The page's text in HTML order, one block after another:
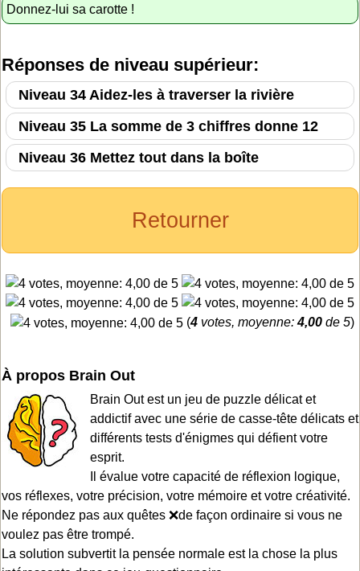
Donnez-lui sa carotte !
Réponses de niveau supérieur:
Niveau 34 Aidez-les à traverser la rivière
Niveau 35 La somme de 3 chiffres donne 12
Niveau 36 Mettez tout dans la boîte
Retourner
(4 votes, moyenne:4,00 de 5)
À propos Brain Out
Brain Out est un jeu de puzzle délicat et
addictif avec une série de casse-tête délicats et
différents tests d'énigmes qui défient votre
esprit.
Il évalue votre capacité de réflexion logique,
vos réflexes, votre précision, votre mémoire et votre créativité.
Ne répondez pas aux quêtes ❌de façon ordinaire si vous ne
voulez pas être trompé.
La solution subvertit la pensée normale est la chose la plus